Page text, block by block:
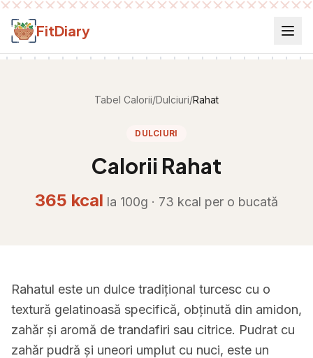
Salt la conținut
FitDiary
Tabel Calorii/Dulciuri/Rahat
DULCIURI
Calorii Rahat
365 kcal la 100g · 73 kcal per o bucată
Rahatul este un dulce tradițional turcesc cu o
textură gelatinoasă specifică, obținută din amidon,
zahăr și aromă de trandafiri sau citrice. Pudrat cu
zahăr pudră și uneori umplut cu nuci, este un